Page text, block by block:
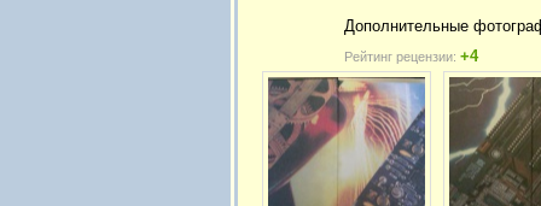
Дополнительные
Рейтинг рецензии: +4